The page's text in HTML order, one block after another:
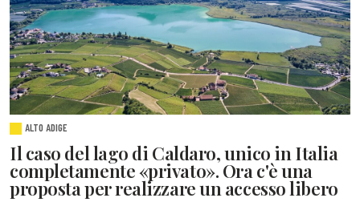
ALTO ADIGE
Il caso del lago di Caldaro, unico in Italia
completamente «privato». Ora c'è una
proposta per realizzare un accesso libero